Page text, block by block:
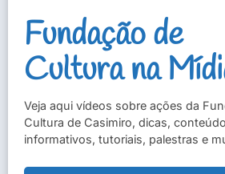
Fundação de
Cultura na
Veja aqui vídeos sobre ações da
Cultura de Casimiro, dicas,
informativos, tutoriais, palestras e